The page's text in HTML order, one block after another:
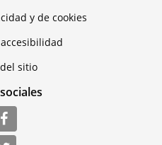
y de cookies
sitio